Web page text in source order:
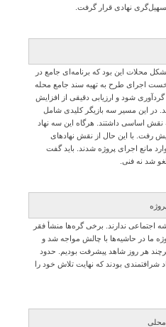
نهادی قرار گرفت.
محلات این بود که برنامه‌ای جامع در
اجرای طرح به تهیه سند جامع محله
شود و ارزیابی دقیقی از افزایش
در این مسیر سه بازیگر کلیدی شامل
اساسی داشتند. هرگاه این سه نهاد
رفت. با این حال از نقش نهادهای
مانع اجرای پروژه شدند. باید گفت
شد نه فنی.
اجتماعی ندارند. برخی گره‌ها منشأ فقر
ما در حاشیه‌ها با چالش مواجه شد و
هر روز شاهد پیشرفت بودیم. حدود
شرافتمندی بودند که نهایت تلاش خود را
محلی